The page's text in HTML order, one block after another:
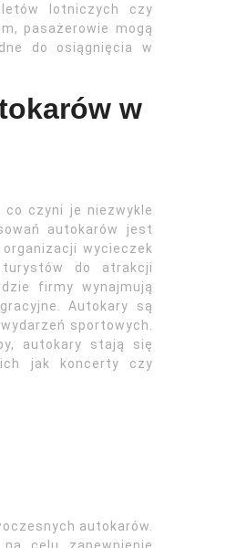
lotniczych czy
pasażerowie mogą
do osiągnięcia w
w
czyni je niezwykle
autokarów jest
wycieczek
do atrakcji
firmy wynajmują
Autokary są
sportowych.
autokary stają się
jak koncerty czy
autokarów.